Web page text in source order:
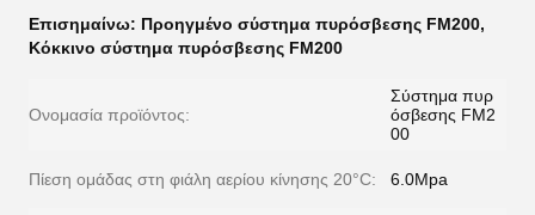
Επισημαίνω: Προηγμένο σύστημα πυρόσβεσης FM200,
Κόκκινο σύστημα πυρόσβεσης FM200
Ονομασία προϊόντος:
Σύστημα πυρ
όσβεσης FM2
00
Πίεση ομάδας στη φιάλη αερίου κίνησης 20°C: 6.0Mpa